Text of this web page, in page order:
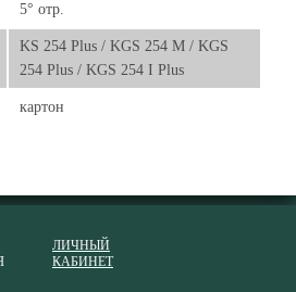
5° отр.
KS 254 Plus / KGS 254 M / KGS
254 Plus / KGS 254 I Plus
картон
ЛИЧНЫЙ
КАБИНЕТ